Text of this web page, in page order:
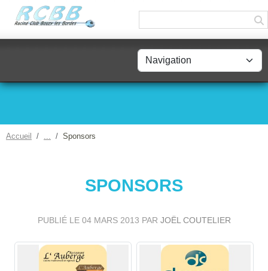
Accueil Sponsors
SPONSORS
PUBLIÉ LE 04 MARS 2013 PAR JOËL COUTELIER
Panneau de gestion des cookies